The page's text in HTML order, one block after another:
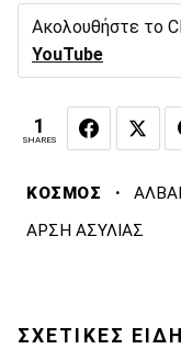
Ακολουθήστε το
YouTube
1
SHARES
ΚΟΣΜΟΣ ·
ΑΡΣΗ ΑΣΥΛΙΑΣ
ΣΧΕΤΙΚΕΣ